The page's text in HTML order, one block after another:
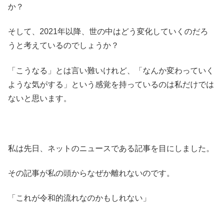
か？
そして、2021年以降、世の中はどう変化していくのだろ
うと考えているのでしょうか？
「こうなる」とは言い難いけれど、「なんか変わっていく
ような気がする」という感覚を持っているのは私だけでは
ないと思います。
私は先日、ネットのニュースである記事を目にしました。
その記事が私の頭からなぜか離れないのです。
「これが令和的流れなのかもしれない」